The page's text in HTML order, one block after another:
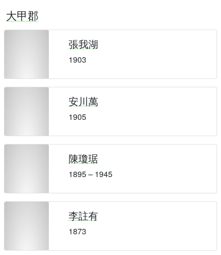
大甲郡
張我湖
1903
安川萬
1905
陳瓊琚
1895 – 1945
李註有
1873